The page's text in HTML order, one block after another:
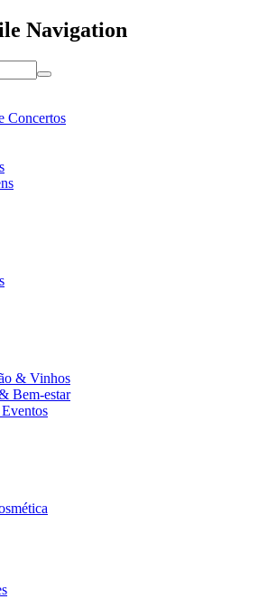
Navigation
Concertos
& Vinhos
Bem-estar